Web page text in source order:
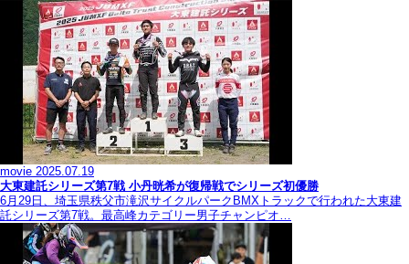
movie 2025.07.19
大東建託シリーズ第7戦 ⼩丹晄希が復帰戦でシリーズ初優勝
6月29日、埼玉県秩父市滝沢サイクルパークBMXトラックで行われた大東建
託シリーズ第7戦。最高峰カテゴリー男子チャンピオ…